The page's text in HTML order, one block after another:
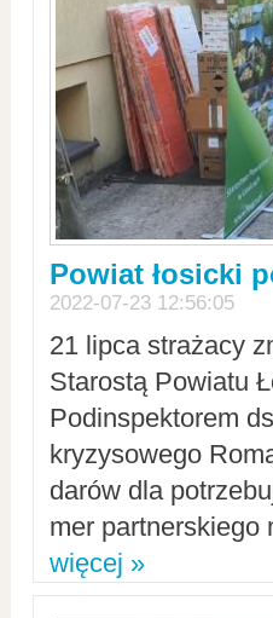
Powiat łosicki
2022-07-23 12:56:05
21 lipca strażacy
Starostą Powiatu
Podinspektorem
kryzysowego
darów dla
mer partnerskiego
więcej »